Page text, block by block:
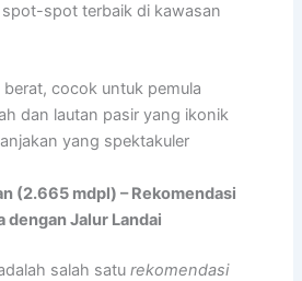
spot terbaik di kawasan
cocok untuk pemula
dan lautan pasir yang ikonik
yang spektakuler
(2.665 mdpl) – Rekomendasi
dengan Jalur Landai
salah saturekomendasi